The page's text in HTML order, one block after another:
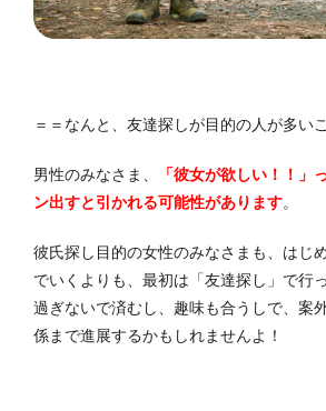
＝＝なんと、友達探しが目的の人が多い
男性のみなさま、
「彼女が欲しい！！」
ン出すと引かれる可能性があります。
彼氏探し目的の女性のみなさまも、はじ
でいくよりも、最初は「友達探し」で行
過ぎないで済むし、趣味も合うしで、案
係まで進展するかもしれませんよ！